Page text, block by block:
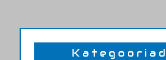
Kategooriad